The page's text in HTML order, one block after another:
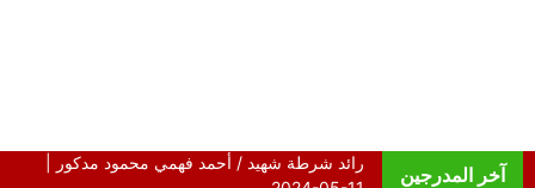
آخر المدرجين